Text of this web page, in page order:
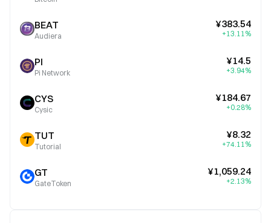
BEAT
Audiera
¥383.54
+13.11%
PI
Pi Network
¥14.5
+3.94%
CYS
Cysic
¥184.67
+0.28%
TUT
Tutorial
¥8.32
+74.11%
GT
GateToken
¥1,059.24
+2.13%